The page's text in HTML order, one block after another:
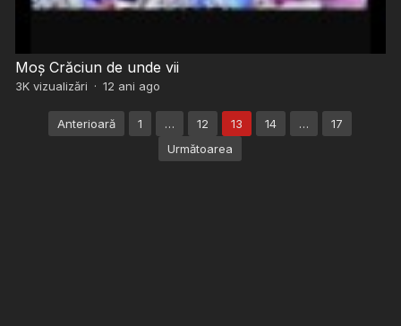
Moș Crăciun de unde vii
3Kvizualizări · 12 ani ago
Paginație
articole
Anterioară 1 … 12 13 14 …
17
Următoarea